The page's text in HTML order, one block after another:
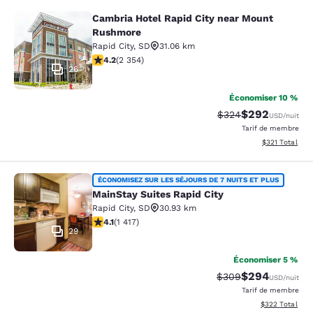
Cambria Hotel Rapid City near
26
Cambria Hotel Rapid City near Mount
Rushmore
Rapid City, SD
31.06 km
4.19 étoiles. Très bon. 2354 commentaires
4.2(2 354)
Économiser 10 %
Tarif barré :
$324Tarif réduit :
$292USD/nuit
Tarif de membre
Afficher les
$321 Total
MainStay Suites Rapid City
29
ÉCONOMISEZ SUR LES SÉJOURS DE 7 NUITS ET PLUS
MainStay Suites Rapid City
Rapid City, SD
30.93 km
4.12 étoiles. Très bon. 1417 commentaires
4.1(1 417)
Économiser 5 %
Tarif barré :
$309Tarif réduit :
$294USD/nuit
Tarif de membre
Afficher les
$322 Total